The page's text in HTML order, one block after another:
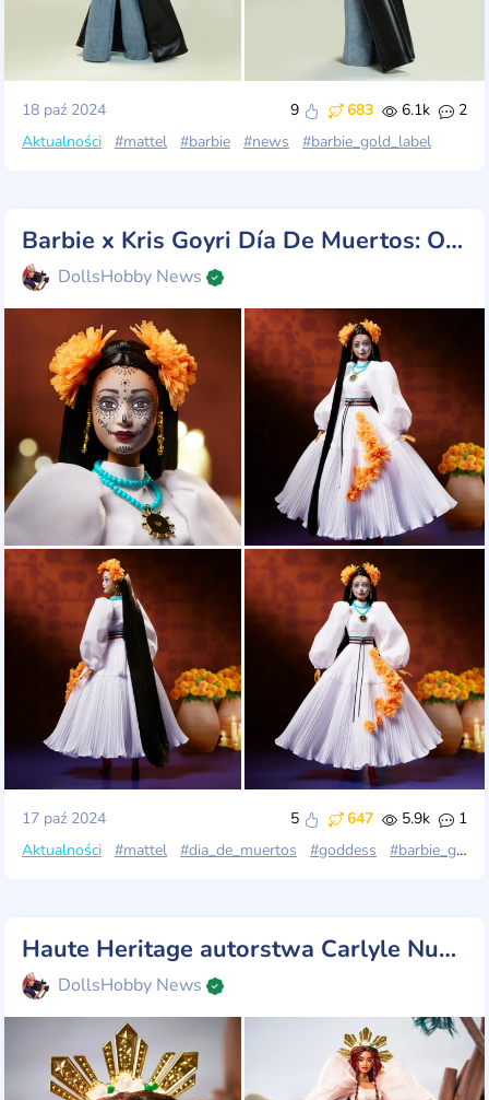
18 paź 2024 9 683 6.1k
2
Aktualności
#mattel #barbie #news #barbie_gold_label
Barbie x Kris Goyri Día De Muertos: Oszałamiający hołd dla tradycji
DollsHobby News
17 paź 2024 5 647 5.9k
1
Aktualności
#mattel #dia_de_muertos #goddess #barbie_gold_label
Haute Heritage autorstwa Carlyle Nuera, Barbie stylizowana przez Design Doll 2, Mattel, 2024
DollsHobby News